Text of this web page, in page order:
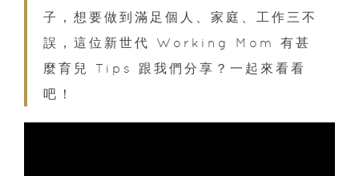
子，想要做到滿足個人、家庭、工作三不
誤，這位新世代 Working Mom 有甚
麼育兒 Tips 跟我們分享？一起來看看
吧！